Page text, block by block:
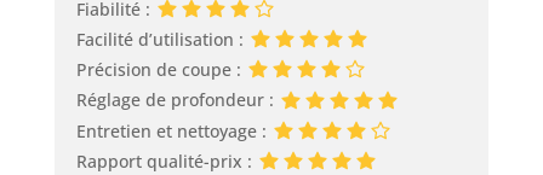
Fiabilité :
Facilité d’utilisation :
Précision de coupe :
Réglage de profondeur :
Entretien et nettoyage :
Rapport qualité-prix :